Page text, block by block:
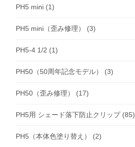
PH5 mini (1)
PH5 mini（歪み修理） (3)
PH5-4 1/2 (1)
PH50（50周年記念モデル） (3)
PH50（歪み修理） (17)
PH5用 シェード落下防止クリップ(85)
PH5（本体色塗り替え） (2)